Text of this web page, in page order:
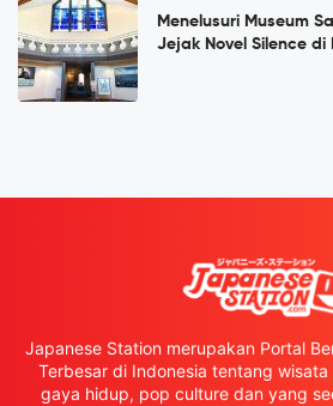
Menelusuri Museum
Jejak Novel Silence di
Japanese Station merupakan Portal
Terbesar di Indonesia tentang
gaya hidup, pop culture dan yang